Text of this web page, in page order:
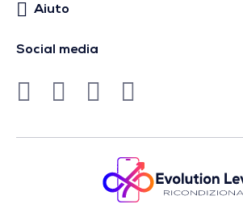
Aiuto
Social media